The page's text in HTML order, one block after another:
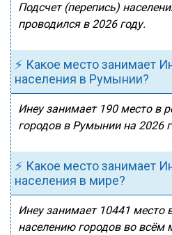
Подсчет (перепись)
проводился в 2026 году.
⚡ Какое место занимает
населения в Румынии?
Инеу занимает 190 место в
городов в Румынии на 2026
⚡ Какое место занимает
населения в мире?
Инеу занимает 10441 место
населению городов во всём